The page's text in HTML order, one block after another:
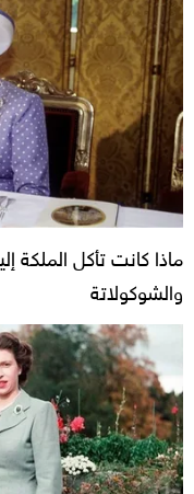
ماذا كانت تأكل الملكة
والشوكولاتة